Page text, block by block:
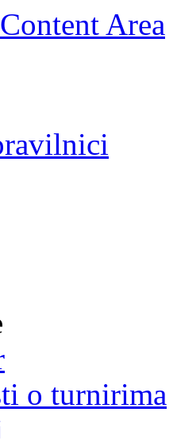
Area
o turnirima